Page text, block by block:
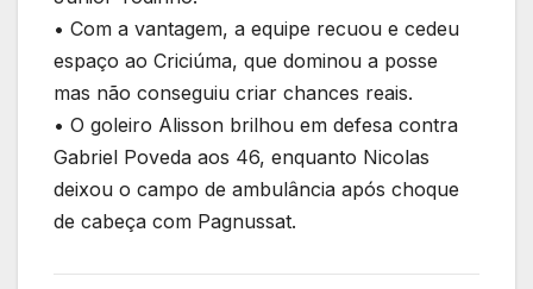
• Com a vantagem, a equipe recuou e cedeu
espaço ao Criciúma, que dominou a posse
mas não conseguiu criar chances reais.
• O goleiro Alisson brilhou em defesa contra
Gabriel Poveda aos 46, enquanto Nicolas
deixou o campo de ambulância após choque
de cabeça com Pagnussat.